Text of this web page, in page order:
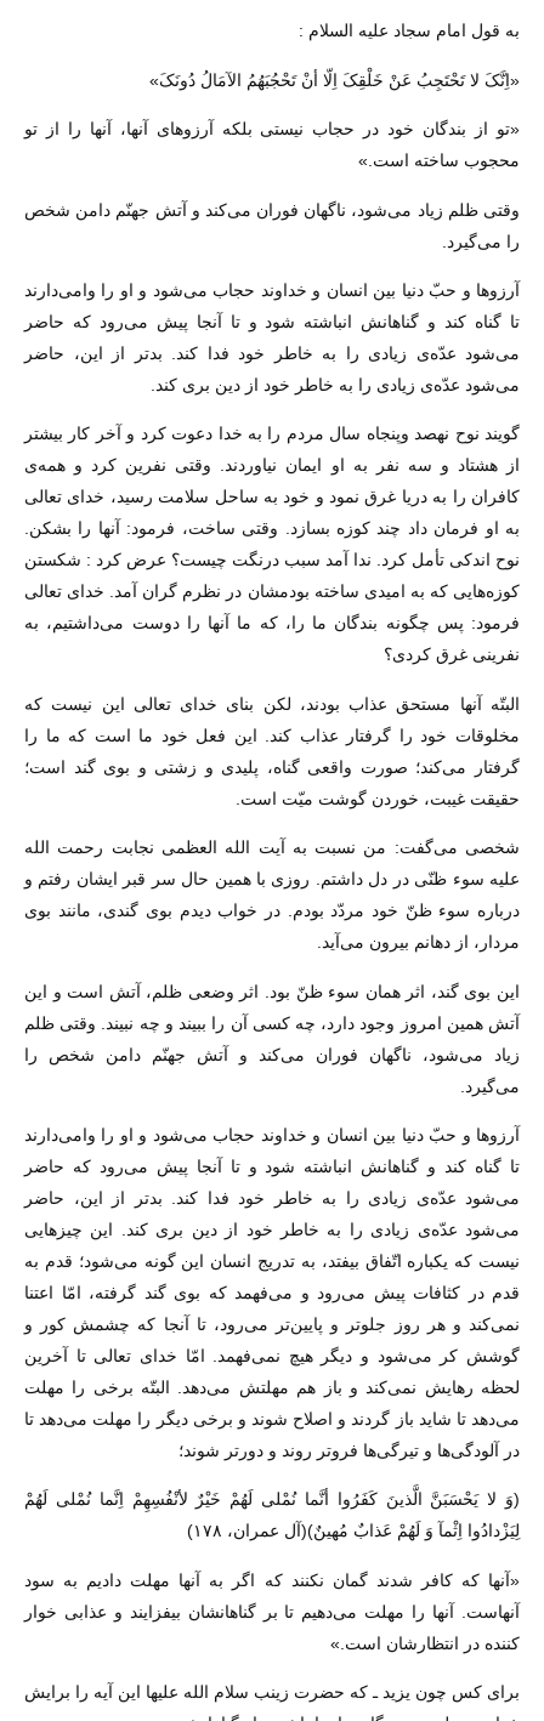
به قول امام سجاد علیه السلام :
«اِنَّکَ لا تَحْتَجِبُ عَنْ خَلْقِکَ اِلّا أنْ تَحْجُبَهُمُ الآمَالُ دُونَکَ»
«تو از بندگان خود در حجاب نیستى بلکه آرزوهاى آنها، آنها را از تو
محجوب ساخته است.»
وقتى ظلم زیاد مى‌شود، ناگهان فوران مى‌کند و آتش جهنّم دامن شخص
را مى‌گیرد.
آرزوها و حبّ دنیا بین انسان و خداوند حجاب مى‌شود و او را وامى‌دارند
تا گناه کند و گناهانش انباشته شود و تا آنجا پیش مى‌رود که حاضر
مى‌شود عدّه‌ى زیادى را به خاطر خود فدا کند. بدتر از این، حاضر
مى‌شود عدّه‌ى زیادى را به خاطر خود از دین برى کند.
گویند نوح نهصد وپنجاه سال مردم را به خدا دعوت کرد و آخر کار بیشتر
از هشتاد و سه نفر به او ایمان نیاوردند. وقتى نفرین کرد و همه‌ى
کافران را به دریا غرق نمود و خود به ساحل سلامت رسید، خداى تعالى
به او فرمان داد چند کوزه بسازد. وقتى ساخت، فرمود: آنها را بشکن.
نوح اندکى تأمل کرد. ندا آمد سبب درنگت چیست؟ عرض کرد : شکستن
کوزه‌هایى که به امیدى ساخته بودمشان در نظرم گران آمد. خداى تعالى
فرمود: پس چگونه بندگان ما را، که ما آنها را دوست مى‌داشتیم، به
نفرینى غرق کردى؟
البتّه آنها مستحق عذاب بودند، لکن بناى خداى تعالى این نیست که
مخلوقات خود را گرفتار عذاب کند. این فعل خود ما است که ما را
گرفتار مى‌کند؛ صورت واقعى گناه، پلیدى و زشتى و بوى گند است؛
حقیقت غیبت، خوردن گوشت میّت است.
شخصى مى‌گفت: من نسبت به آیت الله العظمى نجابت رحمت الله
علیه سوء ظنّى در دل داشتم. روزى با همین حال سر قبر ایشان رفتم و
درباره سوء ظنّ خود مردّد بودم. در خواب دیدم بوى گندى، مانند بوى
مردار، از دهانم بیرون مى‌آید.
این بوى گند، اثر همان سوء ظنّ بود. اثر وضعى ظلم، آتش است و این
آتش همین امروز وجود دارد، چه کسى آن را ببیند و چه نبیند. وقتى ظلم
زیاد مى‌شود، ناگهان فوران مى‌کند و آتش جهنّم دامن شخص را
مى‌گیرد.
آرزوها و حبّ دنیا بین انسان و خداوند حجاب مى‌شود و او را وامى‌دارند
تا گناه کند و گناهانش انباشته شود و تا آنجا پیش مى‌رود که حاضر
مى‌شود عدّه‌ى زیادى را به خاطر خود فدا کند. بدتر از این، حاضر
مى‌شود عدّه‌ى زیادى را به خاطر خود از دین برى کند. این چیزهایى
نیست که یکباره اتّفاق بیفتد، به تدریج انسان این گونه مى‌شود؛ قدم به
قدم در کثافات پیش مى‌رود و مى‌فهمد که بوى گند گرفته، امّا اعتنا
نمى‌کند و هر روز جلوتر و پایین‌تر مى‌رود، تا آنجا که چشمش کور و
گوشش کر مى‌شود و دیگر هیچ نمى‌فهمد. امّا خداى تعالى تا آخرین
لحظه رهایش نمى‌کند و باز هم مهلتش مى‌دهد. البتّه برخى را مهلت
مى‌دهد تا شاید باز گردند و اصلاح شوند و برخى دیگر را مهلت مى‌دهد تا
در آلودگى‌ها و تیرگى‌ها فروتر روند و دورتر شوند؛
(وَ لا یَحْسَبَنَّ الَّذینَ کَفَرُوا أنَّما نُمْلی لَهُمْ خَیْرٌ لأنْفُسِهِمْ اِنَّما نُمْلی لَهُمْ
لِیَزْدادُوا اِثْمآ وَ لَهُمْ عَذابٌ مُهینٌ)(آل عمران، ۱۷۸)
«آنها که کافر شدند گمان نکنند که اگر به آنها مهلت دادیم به سود
آنهاست. آنها را مهلت مى‌دهیم تا بر گناهانشان بیفزایند و عذابى خوار
کننده در انتظارشان است.»
براى کس چون یزید ـ که حضرت زینب سلام الله علیها این آیه را برایش